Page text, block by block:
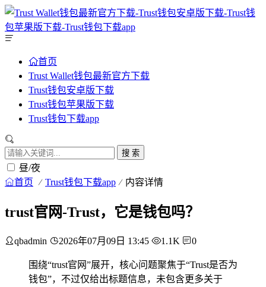
首页
Trust Wallet钱包最新官方下载
Trust钱包安卓版下载
Trust钱包苹果版下载
Trust钱包下载app
搜 索
昼/夜
首页 Trust钱包下载app 内容详情
trust官网-Trust，它是钱包吗？
qbadmin 2026年07月09日 13:45 1.1K 0
围绕“trust官网”展开，核心问题聚焦于“Trust是否为
钱包”，不过仅给出标题信息，未包含更多关于